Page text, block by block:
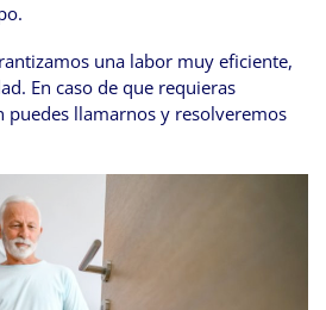
una labor muy eficiente,
En caso de que requieras
puedes llamarnos y resolveremos